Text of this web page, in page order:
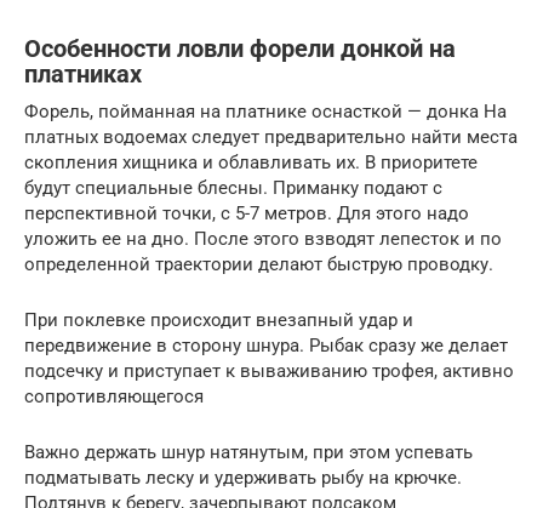
Особенности ловли форели донкой на
платниках
Форель, пойманная на платнике оснасткой — донка На
платных водоемах следует предварительно найти места
скопления хищника и облавливать их. В приоритете
будут специальные блесны. Приманку подают с
перспективной точки, с 5-7 метров. Для этого надо
уложить ее на дно. После этого взводят лепесток и по
определенной траектории делают быструю проводку.
При поклевке происходит внезапный удар и
передвижение в сторону шнура. Рыбак сразу же делает
подсечку и приступает к вываживанию трофея, активно
сопротивляющегося
Важно держать шнур натянутым, при этом успевать
подматывать леску и удерживать рыбу на крючке.
Подтянув к берегу, зачерпывают подсаком